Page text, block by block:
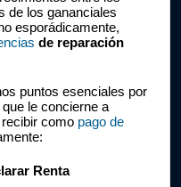
de los gananciales
esporádicamente,
de reparación
puntos esenciales por
recibir como pago de
Renta